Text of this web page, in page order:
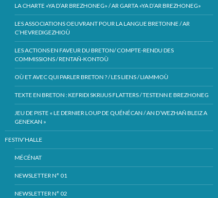
LA CHARTE «YA D’AR BREZHONEG» / AR GARTA «YA D’AR BREZHONEG»
LES ASSOCIATIONS OEUVRANT POUR LA LANGUE BRETONNE / AR
C’HEVREDIGEZHIOÙ
LES ACTIONS EN FAVEUR DU BRETON/ COMPTE-RENDU DES
COMMISSIONS / RENTAÑ-KONTOÙ
OÙ ET AVEC QUI PARLER BRETON ? / LES LIENS / LIAMMOÙ
TEXTE EN BRETON : KEFRIDI SKRIJUS FLATTERS / TESTENN E BREZHONEG
JEU DE PISTE « LE DERNIER LOUP DE QUÉNÉCAN / AN D’WEZHAÑ BLEIZ A
GENEKAN »
FESTIV’HALLE
MÉCÉNAT
NEWSLETTER N° 01
NEWSLETTER N° 02